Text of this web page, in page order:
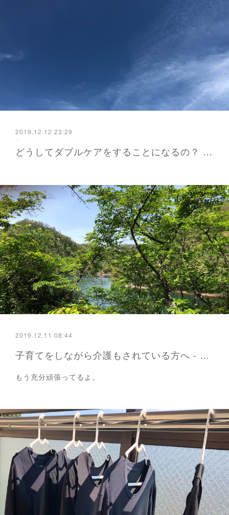
2019.12.12 23:29
どうしてダブルケアをすることになるの？ - かよが届ける防災と暮らし 福岡から
2019.12.11 08:44
子育てをしながら介護もされている方へ - かよが届ける防災と暮らし 福岡から
もう充分頑張ってるよ。